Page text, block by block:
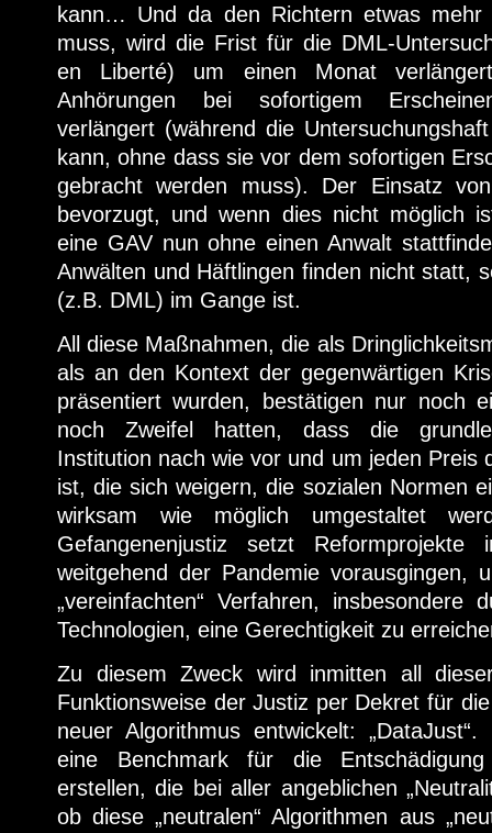
kann… Und da den Richtern etwas mehr
muss, wird die Frist für die DML-
en Liberté) um einen Monat
Anhörungen bei sofortigem
verlängert (während die
kann, ohne dass sie vor dem sofortigen
gebracht werden muss). Der Einsatz
bevorzugt, und wenn dies nicht möglich
eine GAV nun ohne einen Anwalt
Anwälten und Häftlingen finden nicht statt,
(z.B. DML) im Gange ist.
All diese Maßnahmen, die als
als an den Kontext der gegenwärtigen
präsentiert wurden, bestätigen nur noch
noch Zweifel hatten, dass die
Institution nach wie vor und um jeden Preis
ist, die sich weigern, die sozialen Normen
wirksam wie möglich umgestaltet
Gefangenenjustiz setzt
weitgehend der Pandemie vorausgingen,
„vereinfachten“ Verfahren, insbesondere
Technologien, eine Gerechtigkeit zu
Zu diesem Zweck wird inmitten all
Funktionsweise der Justiz per Dekret für
neuer Algorithmus entwickelt:
eine Benchmark für die Entschädigung
erstellen, die bei aller angeblichen
ob diese „neutralen“ Algorithmen aus